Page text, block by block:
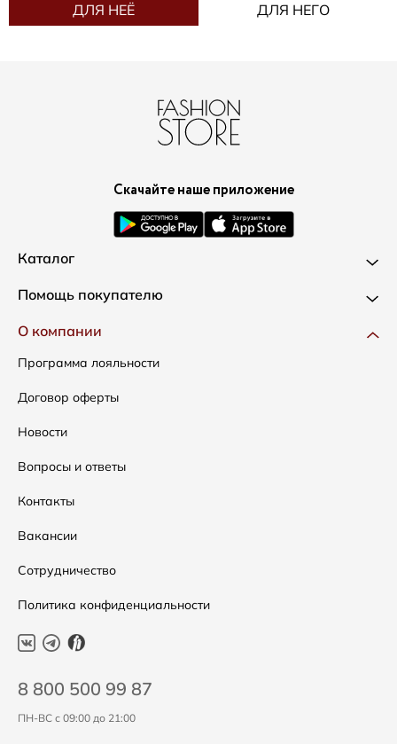
ДЛЯ НЕЁ ДЛЯ НЕГО
Скачайте наше приложение
Каталог
Новинки
Одежда
Сумки
Аксессуары
Распродажа
Подарочные сертификаты
Помощь покупателю
Доставка и оплата
Как оформить заказ
Условия возвратов
Таблица размеров
Уход за одеждой
О компании
Программа лояльности
Договор оферты
Новости
Вопросы и ответы
Контакты
Вакансии
Сотрудничество
Политика конфиденциальности
8 800 500 99 87
ПН-ВС с 09:00 до 21:00